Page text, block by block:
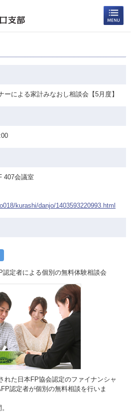
ーによる家計みなおし相談会【5月度】
407会議室
kurashi/danjo/1403593220993.html
認定者による個別の無料体験相談会
れた日本FP協会認定のファイナンシャ
認定者が個別の無料相談を行いま